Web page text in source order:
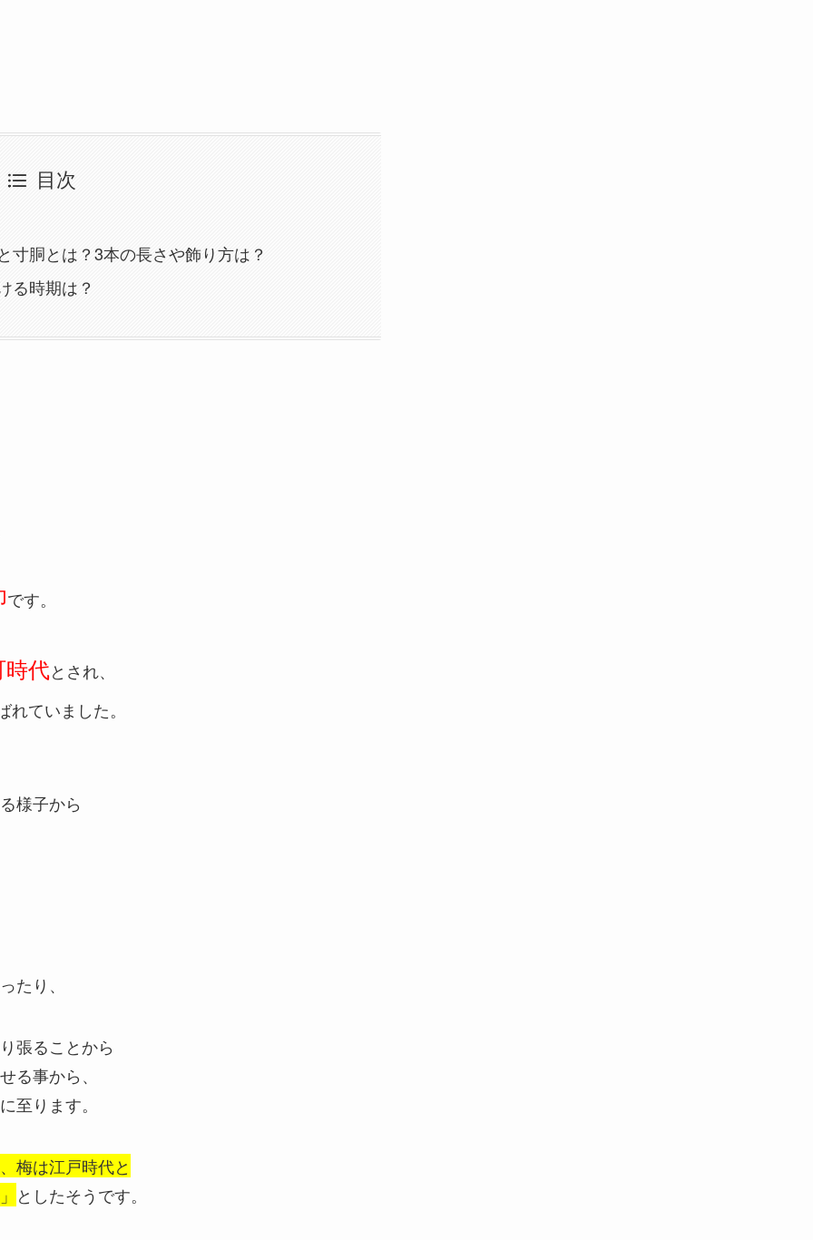
目次
寸胴とは？3本の長さや飾り方は？
る時期は？
です。
代とされ、
れていました。
様子から
たり、
張ることから
る事から、
至ります。
梅は江戸時代と
としたそうです。